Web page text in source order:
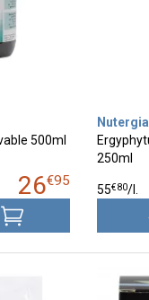
500ml
26€95
Nutergia
250ml
55€80/l.